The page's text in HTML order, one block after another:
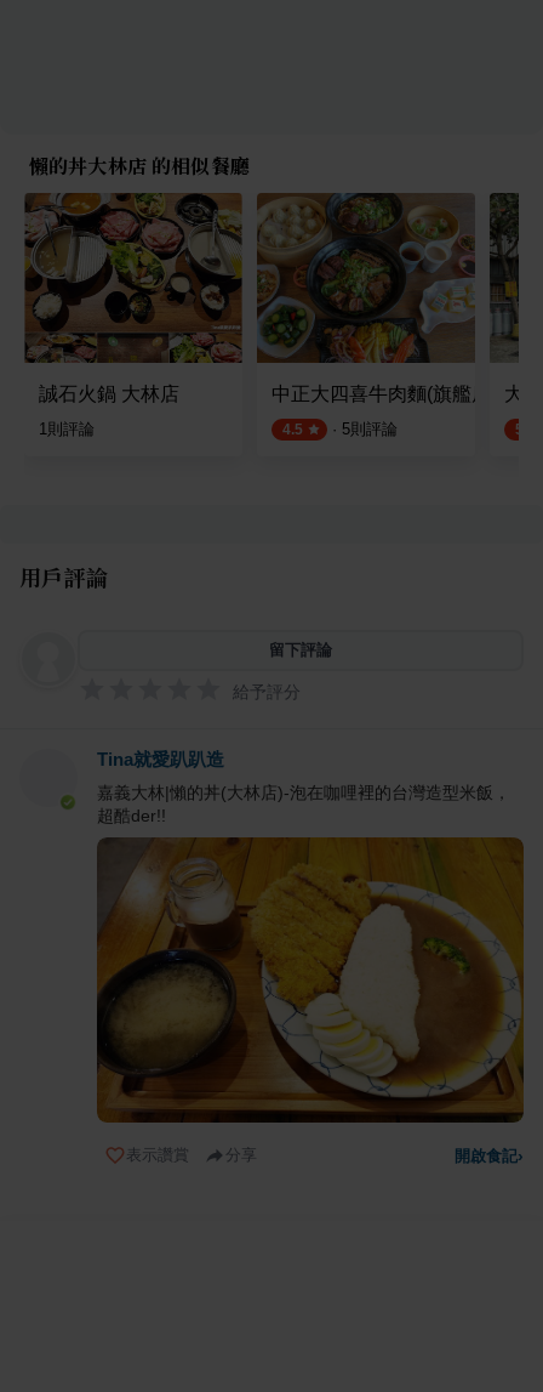
懶的丼大林店 的相似餐廳
誠石火鍋 大林店
1則評論
中正大四喜牛肉麵(旗艦店）
4.5 · 5則評論
大
5.0
用戶評論
留下評論
給予評分
Tina就愛趴趴造
嘉義大林|懶的丼(大林店)-泡在咖哩裡的台灣造型米飯，
超酷der!!
表示讚賞 分享 開啟食記›